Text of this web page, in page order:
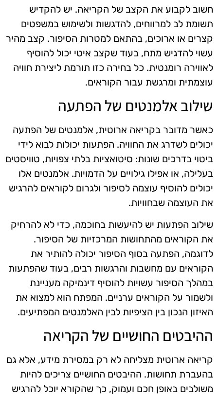
חשוב לקבוע את הקצב של הקריאה. יש להקדיש
תשומת לב למרווחים, להדגשות ולשימוש במשפטים
קצרים או ארוכים, בהתאם למטרות הסיפור. קצב מהיר
עשוי להדגיש מתח, בעוד שקצב איטי יכול להוסיף
לאווירה רומנטית. כל בחירה כזו תורמת ליצירת חוויה
עוצמתית ומרגשת עבור הקוראים.
שילוב אלמנטים של הפתעה
כאשר מדובר בקריאה ארוטית, אלמנטים של הפתעה
יכולים לשדרג את החוויה. הפתעות יכולות לבוא לידי
ביטוי בדרכים שונות: סיטואציות בלתי צפויות, טוויסטים
בעלילה, או אפילו גילויים על הדמויות. אלמנטים אלו
יכולים להוסיף עוצמה לסיפור ולגרום לקוראים להרגיש
את העוצמה שבחוויות.
שילוב הפתעות יש להיעשות בחוכמה, כדי לא להרחיק
את הקוראים מהתחושות המרכזיות של הסיפור.
לדוגמה, הפתעה בסוף הסיפור יכולה להותיר את
הקוראים עם מחשבות והרגשות רבים, בעוד שהפתעות
במהלך הסיפור עשויות להוסיף דינמיקה מעניינת
ולשמור על הקוראים ערניים. המפתח הוא למצוא את
האיזון הנכון בין הציפיות לבין האלמנטים המפתיעים.
ההיבטים החושיים של הקריאה
קריאה ארוטית מצליחה לא רק במסירת מידע, אלא גם
בהעברת תחושות. ההיבטים החושיים צריכים להיות
משולבים באופן חכם ועמוק, כך שהקורא יוכל להרגיש